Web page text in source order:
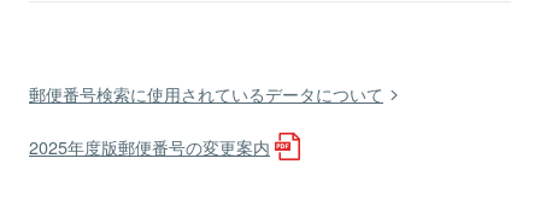
郵便番号検索に使用されているデータについて
2025年度版郵便番号の変更案内